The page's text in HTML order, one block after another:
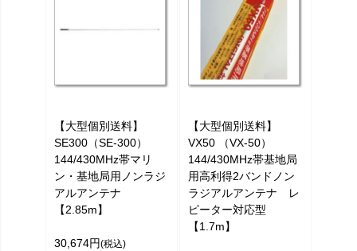
【大型個別送料】
SE300（SE-300）
144/430MHz帯マリ
ン・基地局用ノンラジ
アルアンテナ
【2.85m】
30,674円(税込)
【大型個別送料】
VX50 （VX-50）
144/430MHz帯基地局
用高利得2バンドノン
ラジアルアンテナ レ
ピーター対応型
【1.7m】